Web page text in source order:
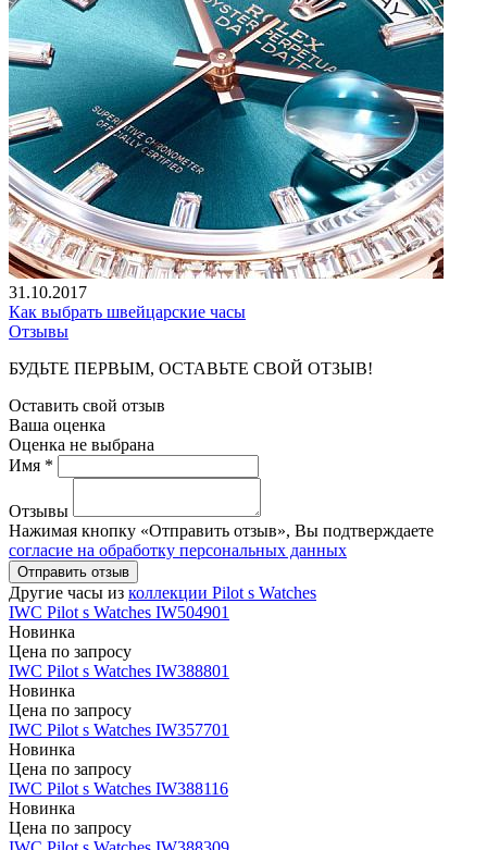
31.10.2017
Как выбрать швейцарские часы
Отзывы
БУДЬТЕ ПЕРВЫМ, ОСТАВЬТЕ СВОЙ ОТЗЫВ!
Оставить свой отзыв
Ваша оценка
Оценка не выбрана
Имя *
Отзывы
Нажимая кнопку «Отправить отзыв», Вы подтверждаете
согласие на обработку персональных данных
Отправить отзыв
Другие часы из коллекции Pilot s Watches
IWC Pilot s Watches IW504901
Новинка
Цена по запросу
IWC Pilot s Watches IW388801
Новинка
Цена по запросу
IWC Pilot s Watches IW357701
Новинка
Цена по запросу
IWC Pilot s Watches IW388116
Новинка
Цена по запросу